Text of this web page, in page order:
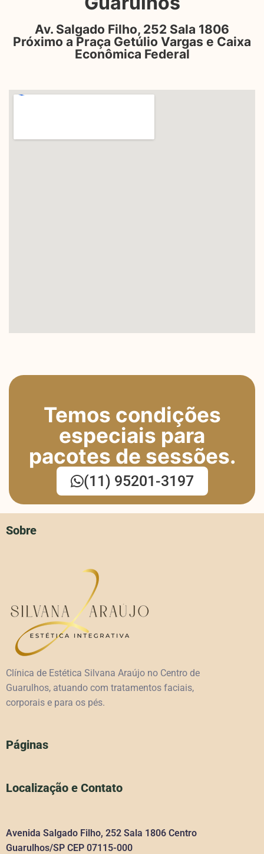
Av. Salgado Filho, 252 Sala 1806
Próximo a Praça Getúlio Vargas e Caixa
Econômica Federal
Temos condições
especiais para
pacotes de sessões.
(11) 95201-3197
Sobre
Clínica de Estética Silvana Araújo no Centro de
Guarulhos, atuando com tratamentos faciais,
corporais e para os pés.
Páginas
Localização e Contato
Avenida Salgado Filho, 252 Sala 1806 Centro
Guarulhos/SP CEP 07115-000